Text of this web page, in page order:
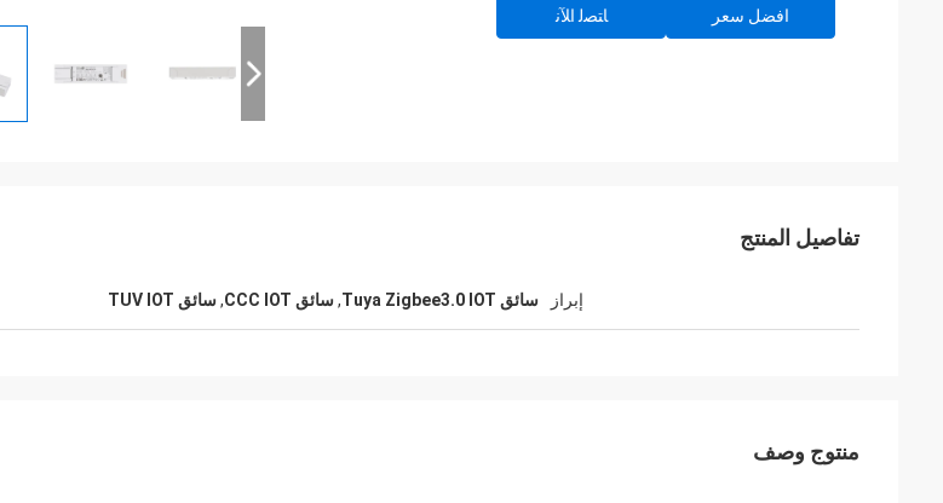
افضل سعر ﺎﺘﺼﻟ ﺍﻶﻧ
تفاصيل المنتج
إبراز سائق Tuya Zigbee3.0 IOT ,سائق CCC IOT ,سائق TUV IOT
منتوج وصف